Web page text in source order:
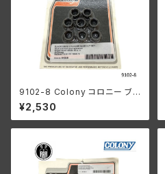
9102-8 Colony コロニー ブラ
ック オキサイド シリンダーベー
ス ナット セット ハーレーダビッ
ドソン 1978-1984年 80キュー
838-78
¥2,530